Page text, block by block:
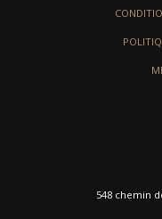
548 chemin